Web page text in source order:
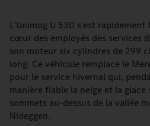
L’Unimog U 530 s’est
cœur des employés des services
son moteur six cylindres de 299
long. Ce véhicule remplace le
pour le service hivernal qui,
manière fiable la neige et la
sommets au-dessus de la vallée
Nideggen.